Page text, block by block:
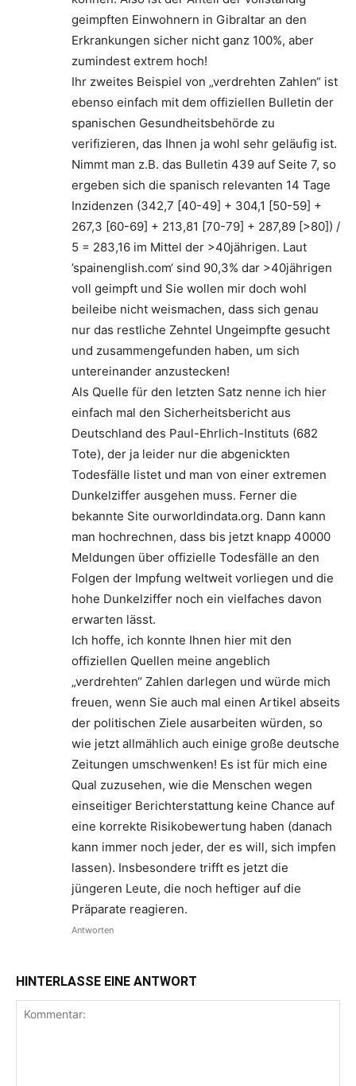
geimpften Einwohnern in Gibraltar an den
Erkrankungen sicher nicht ganz 100%, aber
zumindest extrem hoch!
Ihr zweites Beispiel von „verdrehten Zahlen“ ist
ebenso einfach mit dem offiziellen Bulletin der
spanischen Gesundheitsbehörde zu
verifizieren, das Ihnen ja wohl sehr geläufig ist.
Nimmt man z.B. das Bulletin 439 auf Seite 7, so
ergeben sich die spanisch relevanten 14 Tage
Inzidenzen (342,7 [40-49] + 304,1 [50-59] +
267,3 [60-69] + 213,81 [70-79] + 287,89 [>80]) /
5 = 283,16 im Mittel der >40jährigen. Laut
’spainenglish.com‘ sind 90,3% dar >40jährigen
voll geimpft und Sie wollen mir doch wohl
beileibe nicht weismachen, dass sich genau
nur das restliche Zehntel Ungeimpfte gesucht
und zusammengefunden haben, um sich
untereinander anzustecken!
Als Quelle für den letzten Satz nenne ich hier
einfach mal den Sicherheitsbericht aus
Deutschland des Paul-Ehrlich-Instituts (682
Tote), der ja leider nur die abgenickten
Todesfälle listet und man von einer extremen
Dunkelziffer ausgehen muss. Ferner die
bekannte Site ourworldindata.org. Dann kann
man hochrechnen, dass bis jetzt knapp 40000
Meldungen über offizielle Todesfälle an den
Folgen der Impfung weltweit vorliegen und die
hohe Dunkelziffer noch ein vielfaches davon
erwarten lässt.
Ich hoffe, ich konnte Ihnen hier mit den
offiziellen Quellen meine angeblich
„verdrehten“ Zahlen darlegen und würde mich
freuen, wenn Sie auch mal einen Artikel abseits
der politischen Ziele ausarbeiten würden, so
wie jetzt allmählich auch einige große deutsche
Zeitungen umschwenken! Es ist für mich eine
Qual zuzusehen, wie die Menschen wegen
einseitiger Berichterstattung keine Chance auf
eine korrekte Risikobewertung haben (danach
kann immer noch jeder, der es will, sich impfen
lassen). Insbesondere trifft es jetzt die
jüngeren Leute, die noch heftiger auf die
Präparate reagieren.
Antworten
HINTERLASSE EINE ANTWORT